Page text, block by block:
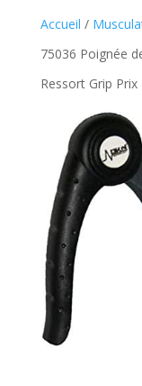
Accueil /
75036 Poignée
Ressort Grip Prix